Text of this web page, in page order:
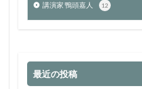
講演家 鴨頭嘉人 12
最近の投稿